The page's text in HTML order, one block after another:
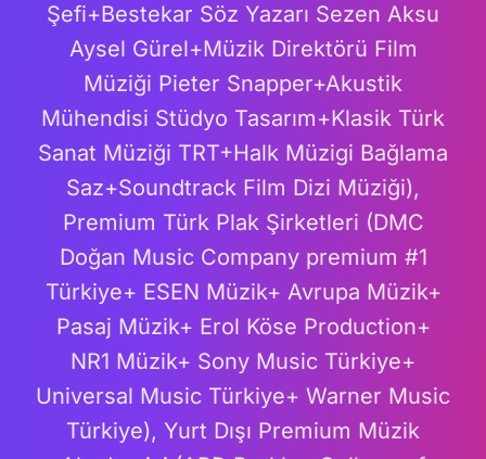
Şefi+Bestekar Söz Yazarı Sezen Aksu
Aysel Gürel+Müzik Direktörü Film
Müziği Pieter Snapper+Akustik
Mühendisi Stüdyo Tasarım+Klasik Türk
Sanat Müziği TRT+Halk Müzigi Bağlama
Saz+Soundtrack Film Dizi Müziği),
Premium Türk Plak Şirketleri (DMC
Doğan Music Company premium #1
Türkiye+ ESEN Müzik+ Avrupa Müzik+
Pasaj Müzik+ Erol Köse Production+
NR1 Müzik+ Sony Music Türkiye+
Universal Music Türkiye+ Warner Music
Türkiye), Yurt Dışı Premium Müzik